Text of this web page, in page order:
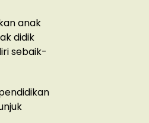
anak
didik
sebaik-